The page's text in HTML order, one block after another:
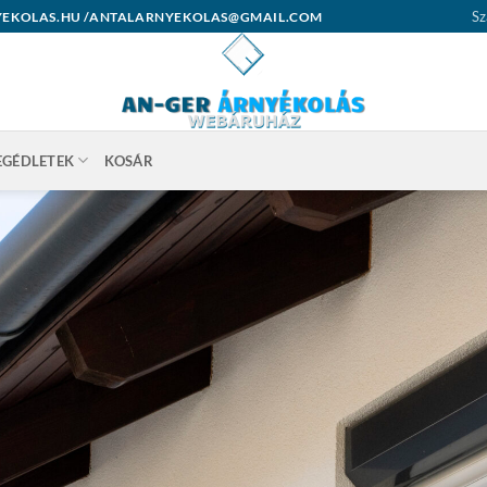
/ANTALARNYEKOLAS@GMAIL.COM
KOSÁR